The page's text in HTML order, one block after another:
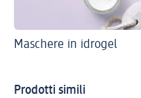
Maschere in idrogel
Prodotti simili